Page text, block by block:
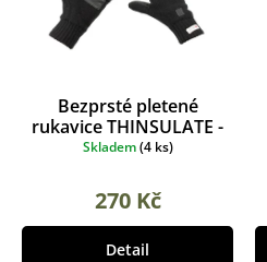
Bezprsté pletené
rukavice THINSULATE -
černé
Skladem(4 ks)
270 Kč
Detail